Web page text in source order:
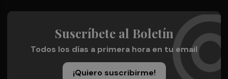
Suscríbete al Boletín
Todos los días a primera hora en tu email
¡Quiero suscribirme!